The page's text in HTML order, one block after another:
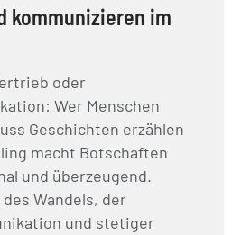
kommunizieren im
oder
Wer Menschen
Geschichten erzählen
macht Botschaften
und überzeugend.
Wandels, der
und stetiger